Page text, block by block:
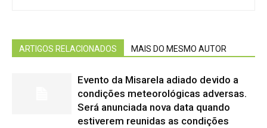
ARTIGOS RELACIONADOS MAIS DO MESMO AUTOR
Evento da Misarela adiado devido a
condições meteorológicas adversas.
Será anunciada nova data quando
estiverem reunidas as condições